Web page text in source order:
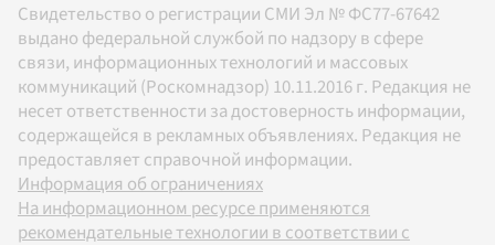
Свидетельство о регистрации СМИ Эл № ФС77-67642
выдано федеральной службой по надзору в сфере
связи, информационных технологий и массовых
коммуникаций (Роскомнадзор) 10.11.2016 г. Редакция не
несет ответственности за достоверность информации,
содержащейся в рекламных объявлениях. Редакция не
предоставляет справочной информации.
Информация об ограничениях
На информационном ресурсе применяются
рекомендательные технологии в соответствии с